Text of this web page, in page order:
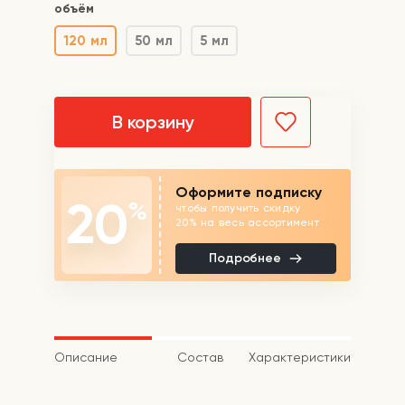
объём
120 мл 50 мл 5 мл
В корзину
20%
Оформите подписку
чтобы получить скидку
20% на весь ассортимент
Подробнее
Описание Состав Характеристики